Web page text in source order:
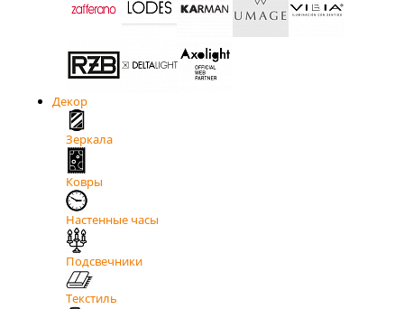
Декор
Зеркала
Ковры
Настенные часы
Подсвечники
Текстиль